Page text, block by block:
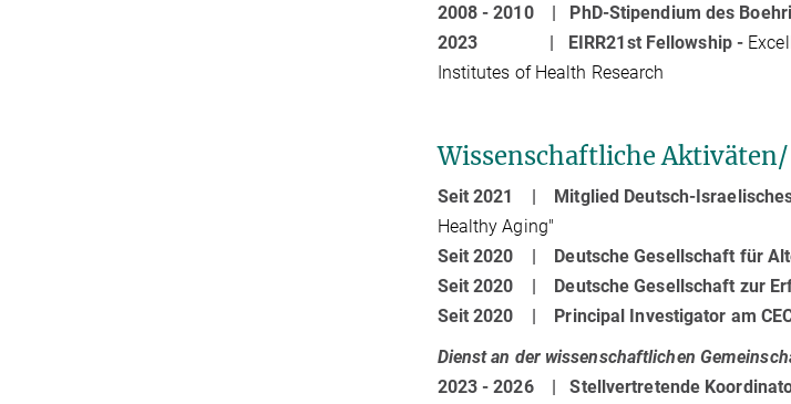
2008 - 2010 | PhD-Stipendium des
2023 | EIRR21st Fellowship -
Institutes of Health Research
Wissenschaftliche
Seit 2021 | Mitglied Deutsch-
Healthy Aging"
Seit 2020 | Deutsche Gesellschaft für
Seit 2020 | Deutsche Gesellschaft zur
Seit 2020 | Principal Investigator am
Dienst an der wissenschaftlichen
2023 - 2026 |Stellvertretende